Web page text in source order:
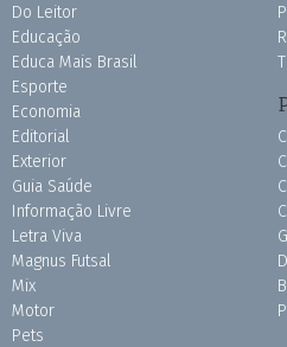
Do Leitor
Educação
Educa Mais Brasil
Esporte
Economia
Editorial
Exterior
Guia Saúde
Informação Livre
Letra Viva
Magnus Futsal
Mix
Motor
Pets